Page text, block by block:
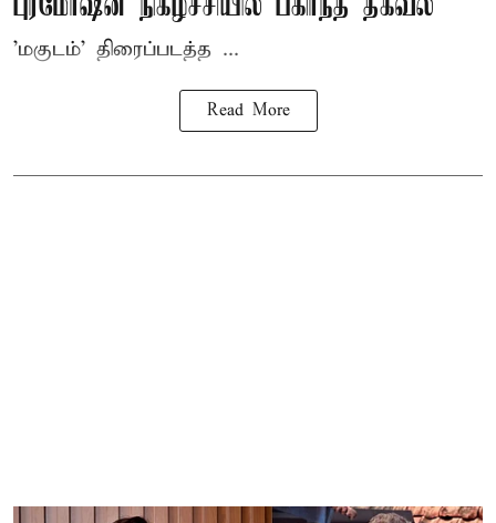
புரமோஷன் நிகழ்ச்சியில் பகிர்ந்த தகவல்
'மகுடம்' திரைப்படத்த ...
Read More